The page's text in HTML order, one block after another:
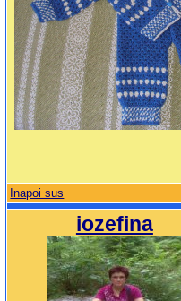
Inapoi sus
iozefina